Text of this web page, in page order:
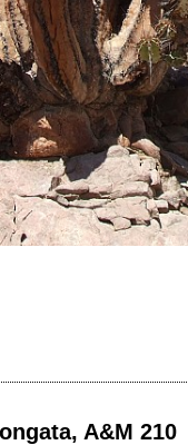
A&M 210